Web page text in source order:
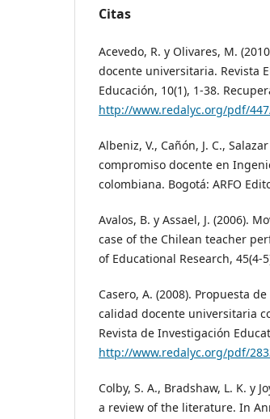
Citas
Acevedo, R. y Olivares, M.
docente universitaria. Revista
Educación, 10(1), 1-38.
http://www.redalyc.org/pdf/
Albeniz, V., Cañón, J. C.,
compromiso docente en
colombiana. Bogotá: ARFO
Avalos, B. y Assael, J. (2006).
case of the Chilean teacher
of Educational Research, 45(4-
Casero, A. (2008). Propuesta
calidad docente universitaria
Revista de Investigación
http://www.redalyc.org/pdf/
Colby, S. A., Bradshaw, L. K. y
a review of the literature. In